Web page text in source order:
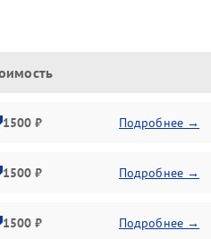
1500 ₽ Подробнее →
1500 ₽ Подробнее →
1500 ₽ Подробнее →